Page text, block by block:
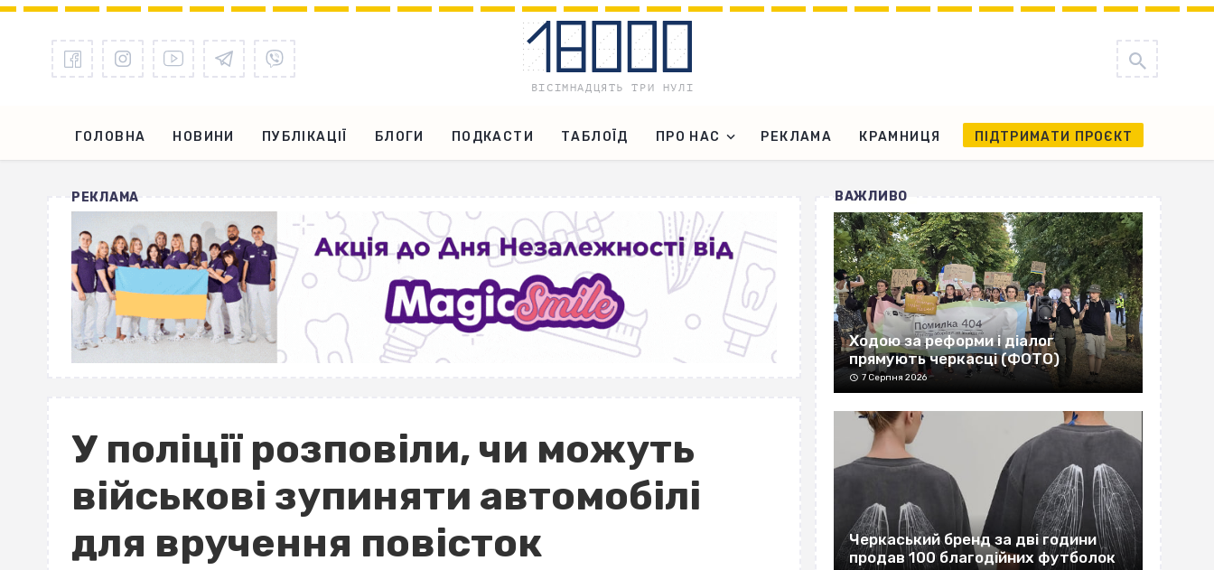
ГОЛОВНА НОВИНИ ПУБЛІКАЦІЇ БЛОГИ ПОДКАСТИ ТАБЛОЇД ПРО НАС РЕКЛАМА КРАМНИЦЯ ПІДТРИМАТИ ПРОЄКТ
РЕКЛАМА
У поліції розповіли, чи можуть
військові зупиняти автомобілі
для вручення повісток
ВАЖЛИВО
Ходою за реформи і діалог
прямують черкасці (ФОТО)
7 Серпня 2026
Черкаський бренд за дві години
продав 100 благодійних футболок